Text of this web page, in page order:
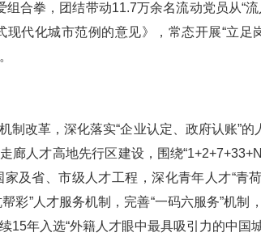
合拳，团结带动11.7万余名流动党员从“流
现代化城市范例的意见》，常态开展“立足
制改革，深化落实“企业认定、政府认账”的
人才高地先行区建设，围绕
及省、市级人才工程，深化青年人才“青荷
”人才服务机制，完善“一码六服务”机制
年入选“外籍人才眼中最具吸引力的中国城